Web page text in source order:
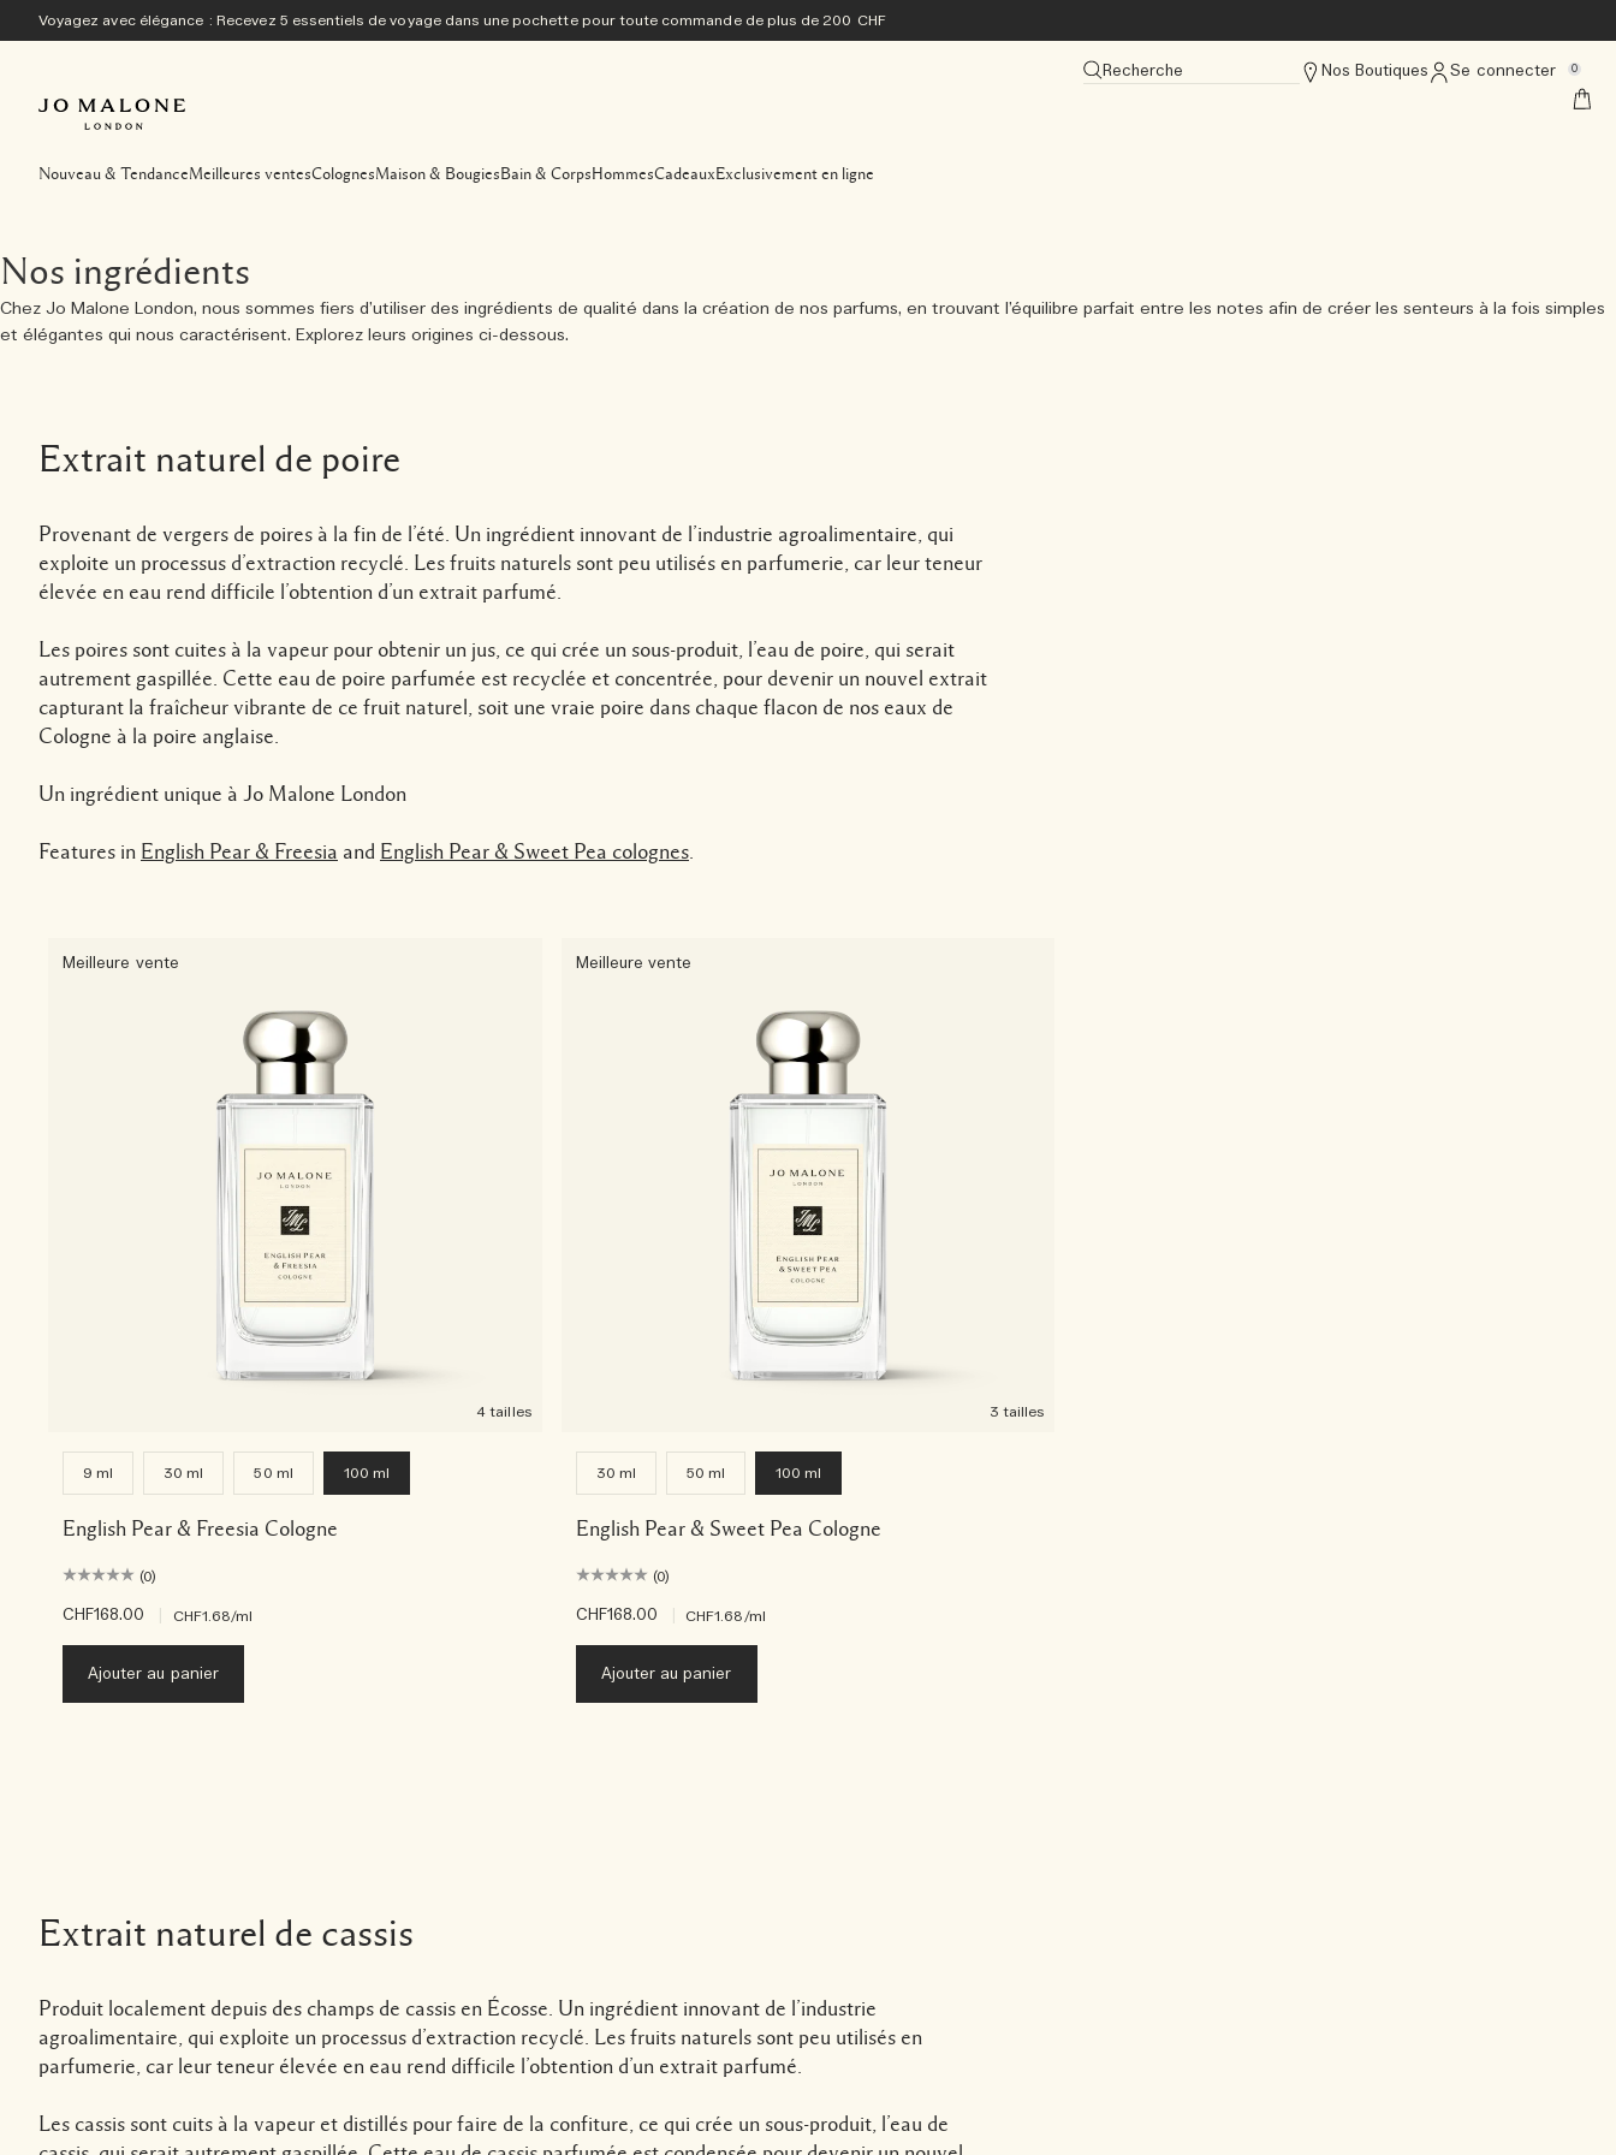
Voyagez avec élégance : Recevez 5 essentiels de voyage dans une pochette pour toute commande de plus de 200 CHF
Recherche Nos Boutiques Se connecter 0
Nouveau & TendanceMeilleures ventesColognesMaison & BougiesBain & CorpsHommesCadeaux Exclusivement en ligne
Nos ingrédients
Chez Jo Malone London, nous sommes fiers d’utiliser des ingrédients de qualité dans la création de nos parfums, en trouvant l’équilibre parfait entre les notes afin de créer les senteurs à la fois simples
et élégantes qui nous caractérisent. Explorez leurs origines ci-dessous.
Extrait naturel de poire
Provenant de vergers de poires à la fin de l’été. Un ingrédient innovant de l’industrie agroalimentaire, qui
exploite un processus d’extraction recyclé. Les fruits naturels sont peu utilisés en parfumerie, car leur teneur
élevée en eau rend difficile l’obtention d’un extrait parfumé.
Les poires sont cuites à la vapeur pour obtenir un jus, ce qui crée un sous-produit, l’eau de poire, qui serait
autrement gaspillée. Cette eau de poire parfumée est recyclée et concentrée, pour devenir un nouvel extrait
capturant la fraîcheur vibrante de ce fruit naturel, soit une vraie poire dans chaque flacon de nos eaux de
Cologne à la poire anglaise.
Un ingrédient unique à Jo Malone London
Features in English Pear & Freesia and English Pear & Sweet Pea colognes
Meilleure vente
4 tailles
9 ml 30 ml 50 ml 100 ml
English Pear & Freesia Cologne
(0)
CHF168.00 CHF1.68/ml
Ajouter au panier
Meilleure vente
3 tailles
30 ml 50 ml 100 ml
English Pear & Sweet Pea Cologne
(0)
CHF168.00 CHF1.68/ml
Ajouter au panier
Extrait naturel de cassis
Produit localement depuis des champs de cassis en Écosse. Un ingrédient innovant de l’industrie
agroalimentaire, qui exploite un processus d’extraction recyclé. Les fruits naturels sont peu utilisés en
parfumerie, car leur teneur élevée en eau rend difficile l’obtention d’un extrait parfumé.
Les cassis sont cuits à la vapeur et distillés pour faire de la confiture, ce qui crée un sous-produit, l’eau de